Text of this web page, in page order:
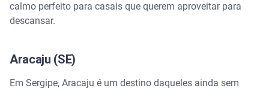
calmo perfeito para casais que querem aproveitar para
descansar.
Aracaju (SE)
Em Sergipe, Aracaju é um destino daqueles ainda sem